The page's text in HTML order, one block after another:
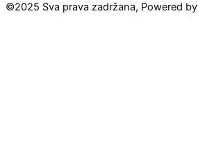
©2025 Sva prava zadržana, Powered by